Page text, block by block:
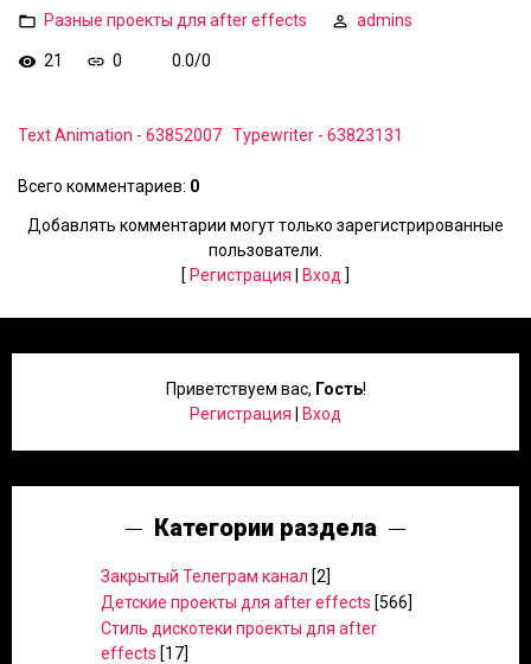
Разные проекты для after effects admins
21 0 0.0/0
Text Animation - 63852007 Typewriter - 63823131
Всего комментариев: 0
Добавлять комментарии могут только зарегистрированные
пользователи.
[ Регистрация Вход ]
Приветствуем вас, Гость!
Регистрация
Вход
Категории раздела
Закрытый Телеграм канал [2]
Детские проекты для after effects [566]
Стиль дискотеки проекты для after
effects [17]